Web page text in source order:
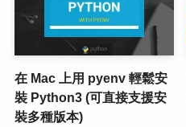
在 Mac 上用 pyenv 輕鬆安
裝 Python3 (可直接支援安
裝多種版本)